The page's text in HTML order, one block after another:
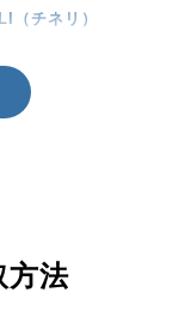
（チネリ）
方法